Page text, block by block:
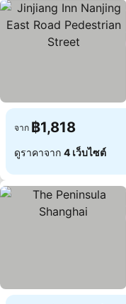
จาก ฿1,818
ดูราคาจาก 4 เว็บไซต์